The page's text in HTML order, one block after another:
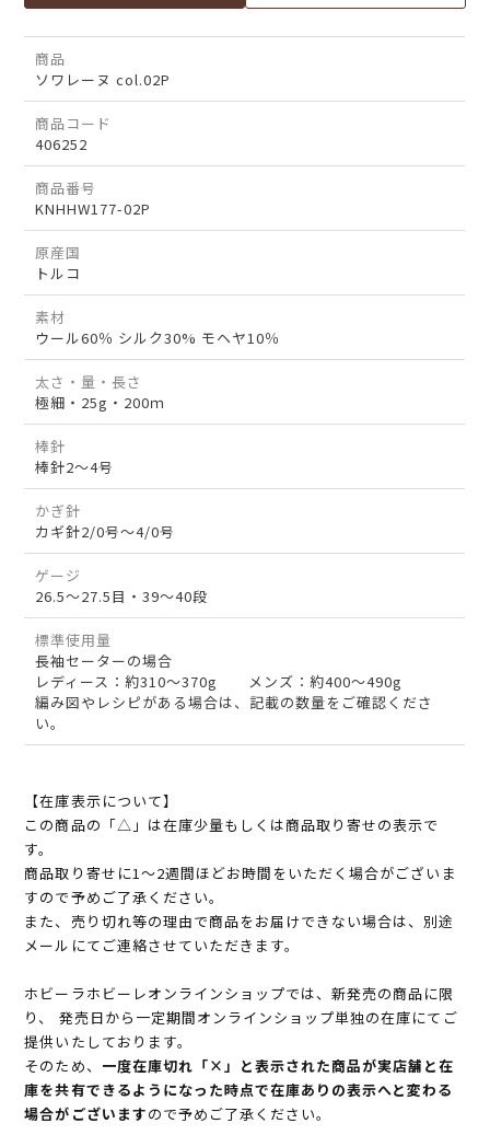
商品
ソワレーヌ col.02P
商品コード
406252
商品番号
KNHHW177-02P
原産国
トルコ
素材
ウール60％ シルク30% モヘヤ10％
太さ・量・長さ
極細・25g・200ｍ
棒針
棒針2～4号
かぎ針
カギ針2/0号～4/0号
ゲージ
26.5～27.5目・39～40段
標準使用量
長袖セーターの場合
レディース：約310～370g メンズ：約400～490g
編み図やレシピがある場合は、記載の数量をご確認くださ
い。
【在庫表示について】
この商品の「△」は在庫少量もしくは商品取り寄せの表示で
す。
商品取り寄せに1～2週間ほどお時間をいただく場合がございま
すので予めご了承ください。
また、売り切れ等の理由で商品をお届けできない場合は、別途
メールにてご連絡させていただきます。
ホビーラホビーレオンラインショップでは、新発売の商品に限
り、 発売日から一定期間オンラインショップ単独の在庫にてご
提供いたしております。
そのため、 一度在庫切れ「×」と表示された商品が実店舗と在
庫を共有できるようになった時点で在庫ありの表示へと変わる
場合がございますので予めご了承ください。